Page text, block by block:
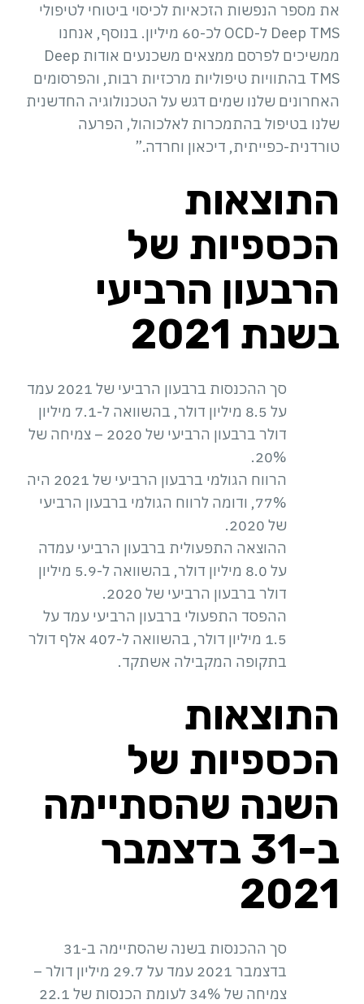
את מספר הנפשות הזכאיות לכיסוי ביטוחי לטיפולי
Deep TMS ל-OCD לכ-60 מיליון. בנוסף, אנחנו
ממשיכים לפרסם ממצאים משכנעים אודות Deep
TMS בהתוויות טיפוליות מרכזיות רבות, והפרסומים
האחרונים שלנו שמים דגש על הטכנולוגיה החדשנית
שלנו בטיפול בהתמכרות לאלכוהול, הפרעה
טורדנית-כפייתית, דיכאון וחרדה.”
התוצאות
הכספיות של
הרבעון הרביעי
בשנת 2021
סך ההכנסות ברבעון הרביעי של 2021 עמד
על 8.5 מיליון דולר, בהשוואה ל-7.1 מיליון
דולר ברבעון הרביעי של 2020 – צמיחה של
20%.
הרווח הגולמי ברבעון הרביעי של 2021 היה
77%, ודומה לרווח הגולמי ברבעון הרביעי
של 2020.
ההוצאה התפעולית ברבעון הרביעי עמדה
על 8.0 מיליון דולר, בהשוואה ל-5.9 מיליון
דולר ברבעון הרביעי של 2020.
ההפסד התפעולי ברבעון הרביעי עמד על
1.5 מיליון דולר, בהשוואה ל-407 אלף דולר
בתקופה המקבילה אשתקד.
התוצאות
הכספיות של
השנה שהסתיימה
ב-31 בדצמבר
2021
סך ההכנסות בשנה שהסתיימה ב-31
בדצמבר 2021 עמד על 29.7 מיליון דולר –
צמיחה של 34% לעומת הכנסות של 22.1